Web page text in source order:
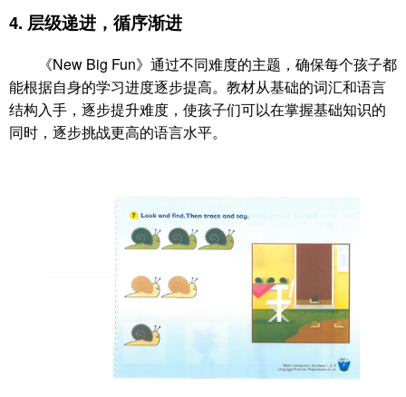
4. 层级递进，循序渐进
《New Big Fun》通过不同难度的主题，确保每个孩子都
能根据自身的学习进度逐步提高。教材从基础的词汇和语言
结构入手，逐步提升难度，使孩子们可以在掌握基础知识的
同时，逐步挑战更高的语言水平。